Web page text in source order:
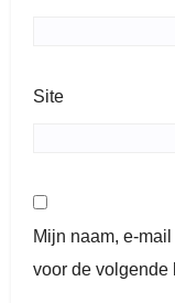
Site
Mijn naam, e-
voor de volgende